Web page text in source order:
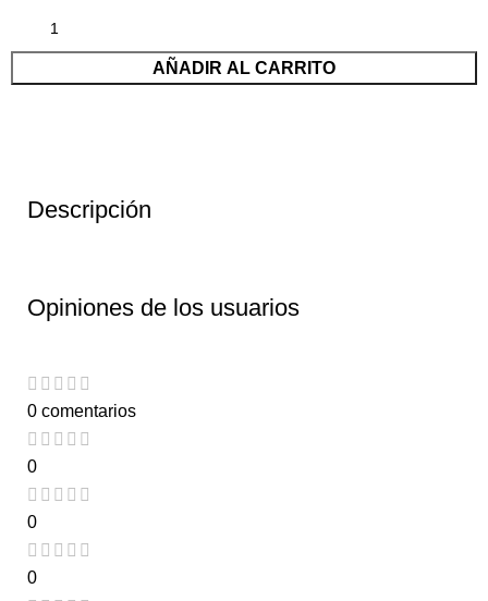
AÑADIR AL CARRITO
Descripción
Opiniones de los usuarios
0 comentarios
0
0
0